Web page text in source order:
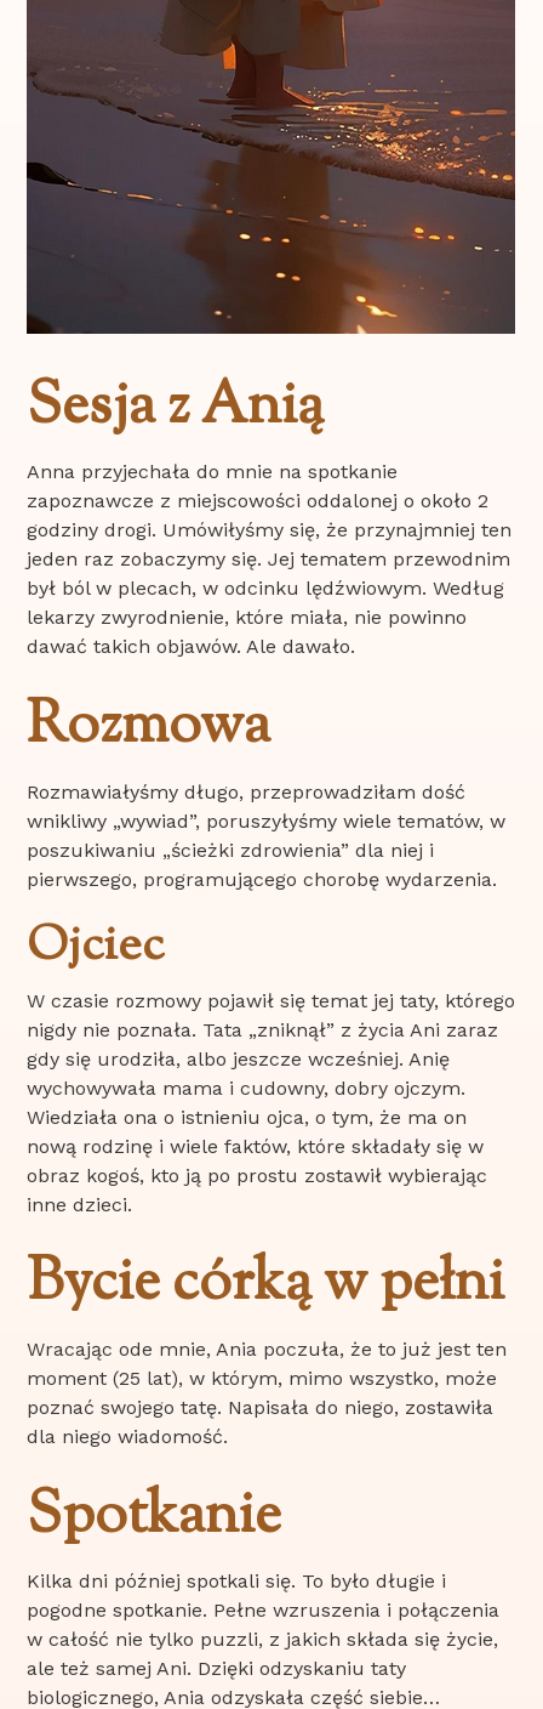
Sesja z Anią
Anna przyjechała do mnie na spotkanie
zapoznawcze z miejscowości oddalonej o około 2
godziny drogi. Umówiłyśmy się, że przynajmniej ten
jeden raz zobaczymy się. Jej tematem przewodnim
był ból w plecach, w odcinku lędźwiowym. Według
lekarzy zwyrodnienie, które miała, nie powinno
dawać takich objawów. Ale dawało.
Rozmowa
Rozmawiałyśmy długo, przeprowadziłam dość
wnikliwy „wywiad”, poruszyłyśmy wiele tematów, w
poszukiwaniu „ścieżki zdrowienia” dla niej i
pierwszego, programującego chorobę wydarzenia.
Ojciec
W czasie rozmowy pojawił się temat jej taty, którego
nigdy nie poznała. Tata „zniknął” z życia Ani zaraz
gdy się urodziła, albo jeszcze wcześniej. Anię
wychowywała mama i cudowny, dobry ojczym.
Wiedziała ona o istnieniu ojca, o tym, że ma on
nową rodzinę i wiele faktów, które składały się w
obraz kogoś, kto ją po prostu zostawił wybierając
inne dzieci.
Bycie córką w pełni
Wracając ode mnie, Ania poczuła, że to już jest ten
moment (25 lat), w którym, mimo wszystko, może
poznać swojego tatę. Napisała do niego, zostawiła
dla niego wiadomość.
Spotkanie
Kilka dni później spotkali się. To było długie i
pogodne spotkanie. Pełne wzruszenia i połączenia
w całość nie tylko puzzli, z jakich składa się życie,
ale też samej Ani. Dzięki odzyskaniu taty
biologicznego, Ania odzyskała część siebie…